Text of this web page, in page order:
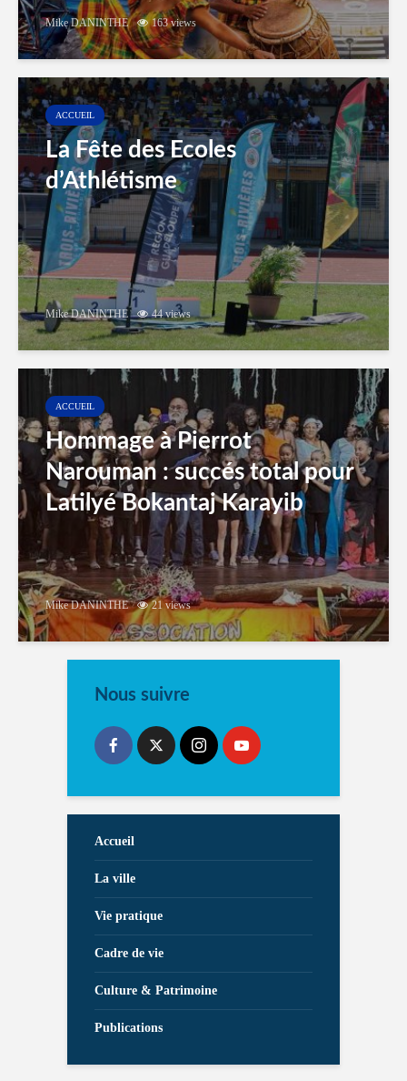
Mike DANINTHE 163 views
ACCUEIL
La Fête des Ecoles
d’Athlétisme
Mike DANINTHE 44 views
ACCUEIL
Hommage à Pierrot
Narouman : succés total pour
Latilyé Bokantaj Karayib
Mike DANINTHE 21 views
Nous suivre
Accueil
La ville
Vie pratique
Cadre de vie
Culture & Patrimoine
Publications